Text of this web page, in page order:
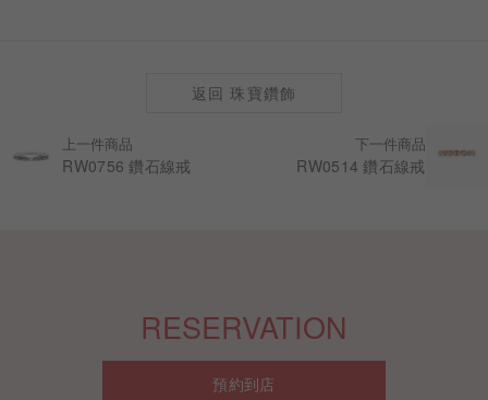
上一件商品
RW0756 鑽石線戒
下一件商品
RW0514 鑽石線戒
返回 珠寶鑽飾
RESERVATION
預約到店